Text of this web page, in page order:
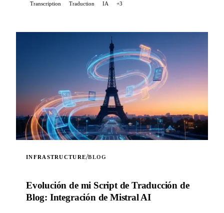
Transcription Traduction IA +3
INFRASTRUCTURE/BLOG
Evolución de mi Script de Traducción de
Blog: Integración de Mistral AI